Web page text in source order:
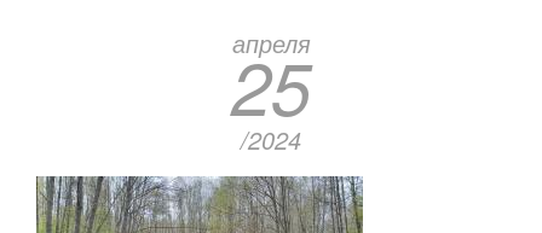
апреля
25
/2024